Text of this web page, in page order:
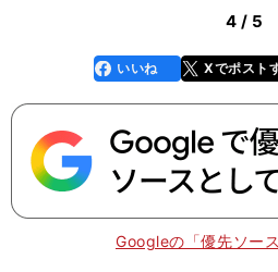
4 / 5
faceboo
k
いいね Xでポスト
Googleの「優先ソー